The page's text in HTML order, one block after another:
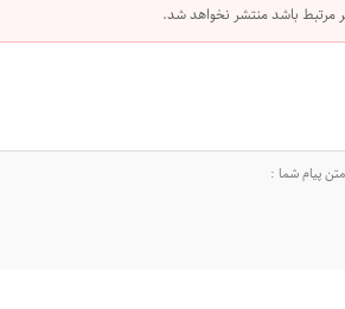
مرتبط باشد منتشر نخواهد شد.